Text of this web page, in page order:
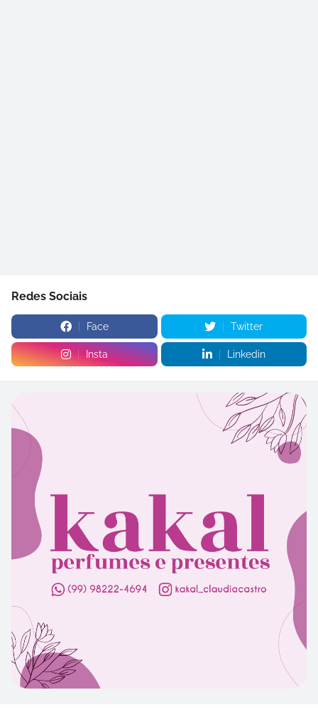
Redes Sociais
Face Twitter
Insta Linkedin